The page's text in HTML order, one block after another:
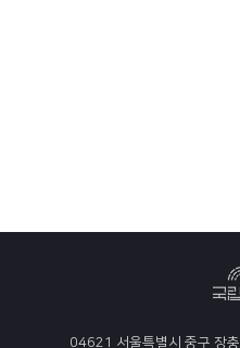
04621 서울특별시 중구 장